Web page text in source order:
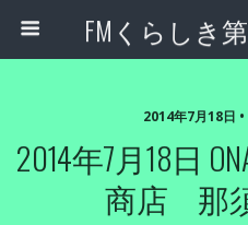
FMくらしき
2014年7月18日
2014年7月18日
商店 那